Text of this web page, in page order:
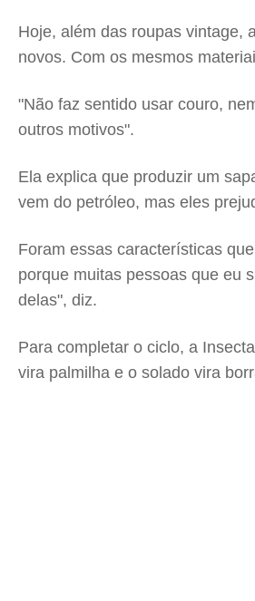
Hoje, além das roupas vintage,
novos. Com os mesmos
"Não faz sentido usar couro,
outros motivos".
Ela explica que produzir um
vem do petróleo, mas eles
Foram essas características
porque muitas pessoas que eu
delas", diz.
Para completar o ciclo, a
vira palmilha e o solado vira